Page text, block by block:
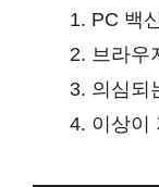
PC 백
브라우
의심되
이상이